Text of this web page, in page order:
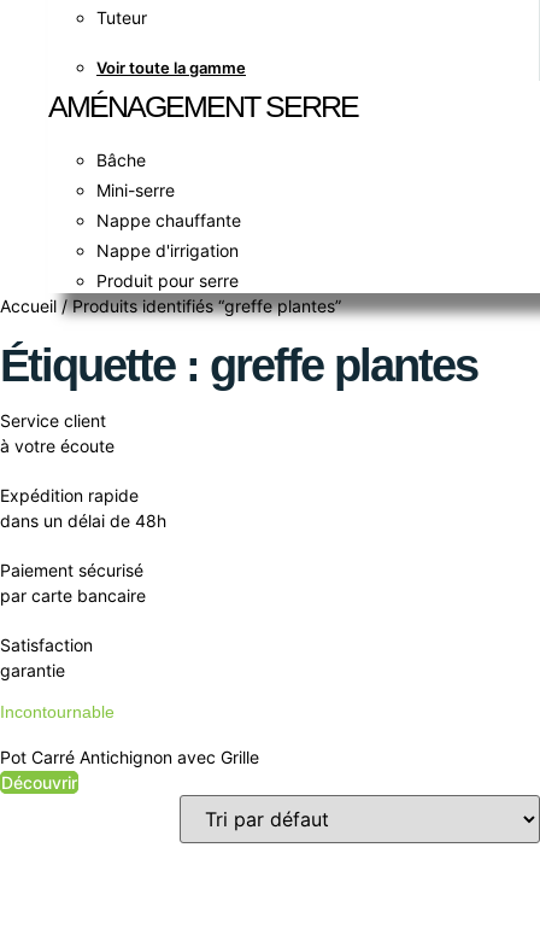
Tuteur
Voir toute la gamme
AMÉNAGEMENT SERRE
Bâche
Mini-serre
Nappe chauffante
Nappe d'irrigation
Produit pour serre
Accueil / Produits identifiés “greffe plantes”
Étiquette : greffe plantes
Service client
à votre écoute
Expédition rapide
dans un délai de 48h
Paiement sécurisé
par carte bancaire
Satisfaction
garantie
Incontournable
Pot Carré Antichignon avec Grille
Découvrir